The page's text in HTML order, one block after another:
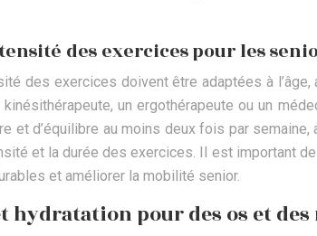
des exercices pour les
des exercices doivent être adaptées à
un ergothérapeute ou un
et d’équilibre au moins deux fois par
et la durée des exercices. Il est important
et améliorer la mobilité senior.
pour des os et